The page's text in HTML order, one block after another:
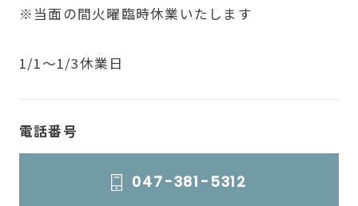
※当面の間火曜臨時休業いたします
1/1～1/3休業日
電話番号
047-381-5312